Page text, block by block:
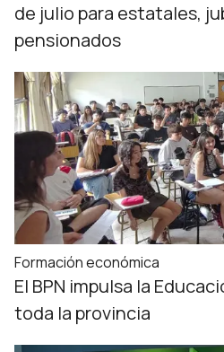
de julio para estatales,
pensionados
Formación económica
El BPN impulsa la
toda la provincia